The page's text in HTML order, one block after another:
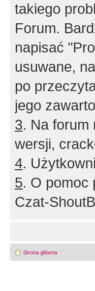
takiego
Forum.
napisać
usuwane,
po
jego
3. Na forum
wersji,
4.
5. O pomoc
Czat-
Strona główna